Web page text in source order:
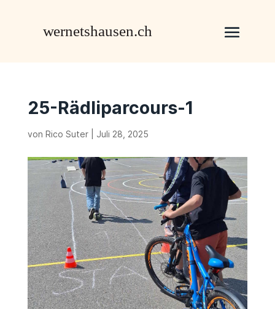
25-Rädliparcours-1
von Rico Suter| Juli 28, 2025